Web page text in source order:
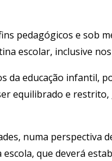
pedagógicos e sob
escolar, inclusive
educação infantil,
equilibrado e
numa perspectiva
que deverá